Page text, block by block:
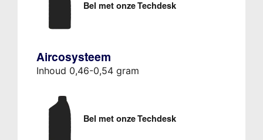
Bel met onze Techdesk
Aircosysteem
Inhoud 0,46-0,54 gram
Bel met onze Techdesk